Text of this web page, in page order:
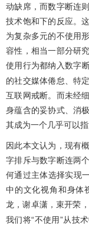
动缺席，而数字断连
技术饱和下的反应。
为复杂多元的不使用
容性，相当一部分研
使用行为都纳入数字
的社交媒体倦怠、特
互联网戒断。而未经
身蕴含的妥协式、消
其成为一个几乎可以
因此本文认为，现有
字排斥与数字断连两
何通过主体选择实现
中的文化视角和身体
龙，谢卓潇，束开荣，
我们将“不使用”从技